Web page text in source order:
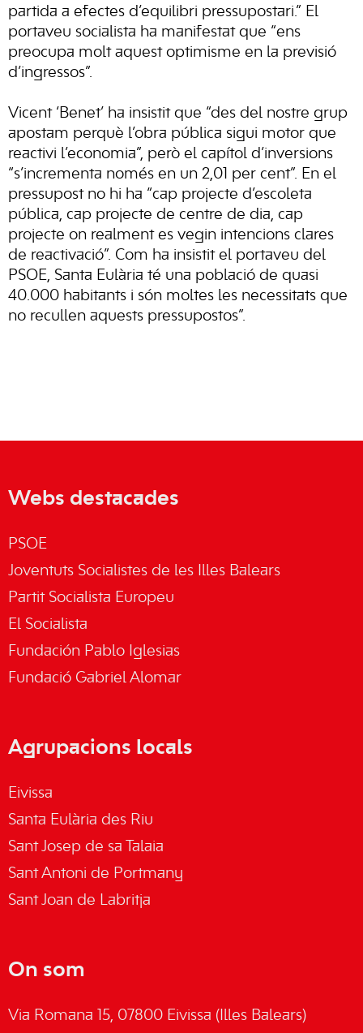
partida a efectes d’equilibri pressupostari.” El
portaveu socialista ha manifestat que “ens
preocupa molt aquest optimisme en la previsió
d’ingressos”.
Vicent ‘Benet’ ha insistit que “des del nostre grup
apostam perquè l’obra pública sigui motor que
reactivi l’economia”, però el capítol d’inversions
“s’incrementa només en un 2,01 per cent”. En el
pressupost no hi ha “cap projecte d’escoleta
pública, cap projecte de centre de dia, cap
projecte on realment es vegin intencions clares
de reactivació”. Com ha insistit el portaveu del
PSOE, Santa Eulària té una població de quasi
40.000 habitants i són moltes les necessitats que
no recullen aquests pressupostos”.
Webs destacades
PSOE
Joventuts Socialistes de les Illes Balears
Partit Socialista Europeu
El Socialista
Fundación Pablo Iglesias
Fundació Gabriel Alomar
Agrupacions locals
Eivissa
Santa Eulària des Riu
Sant Josep de sa Talaia
Sant Antoni de Portmany
Sant Joan de Labritja
On som
Via Romana 15, 07800 Eivissa (Illes Balears)